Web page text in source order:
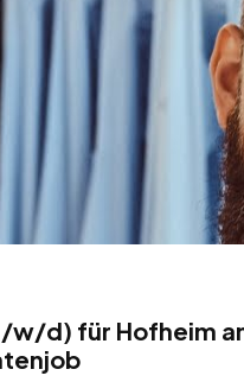
d) für Hofheim